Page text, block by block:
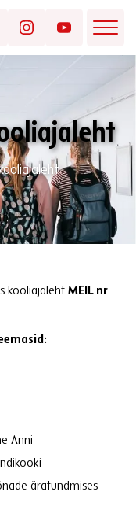
kooliajaleht MEIL nr
Anni
äratundmises